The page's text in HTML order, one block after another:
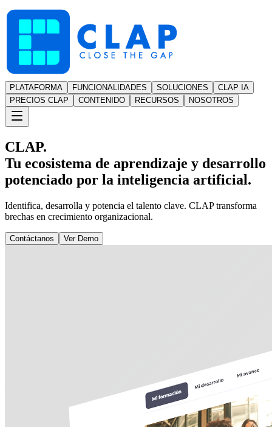
PLATAFORMA FUNCIONALIDADES SOLUCIONES
CLAP IA
PRECIOS CLAP
CONTENIDO RECURSOS NOSOTROS
CLAP.
Tu ecosistema de aprendizaje y desarrollo
potenciado por la inteligencia artificial.
Identifica, desarrolla y potencia el talento clave. CLAP transforma
brechas en crecimiento organizacional.
Contáctanos Ver Demo